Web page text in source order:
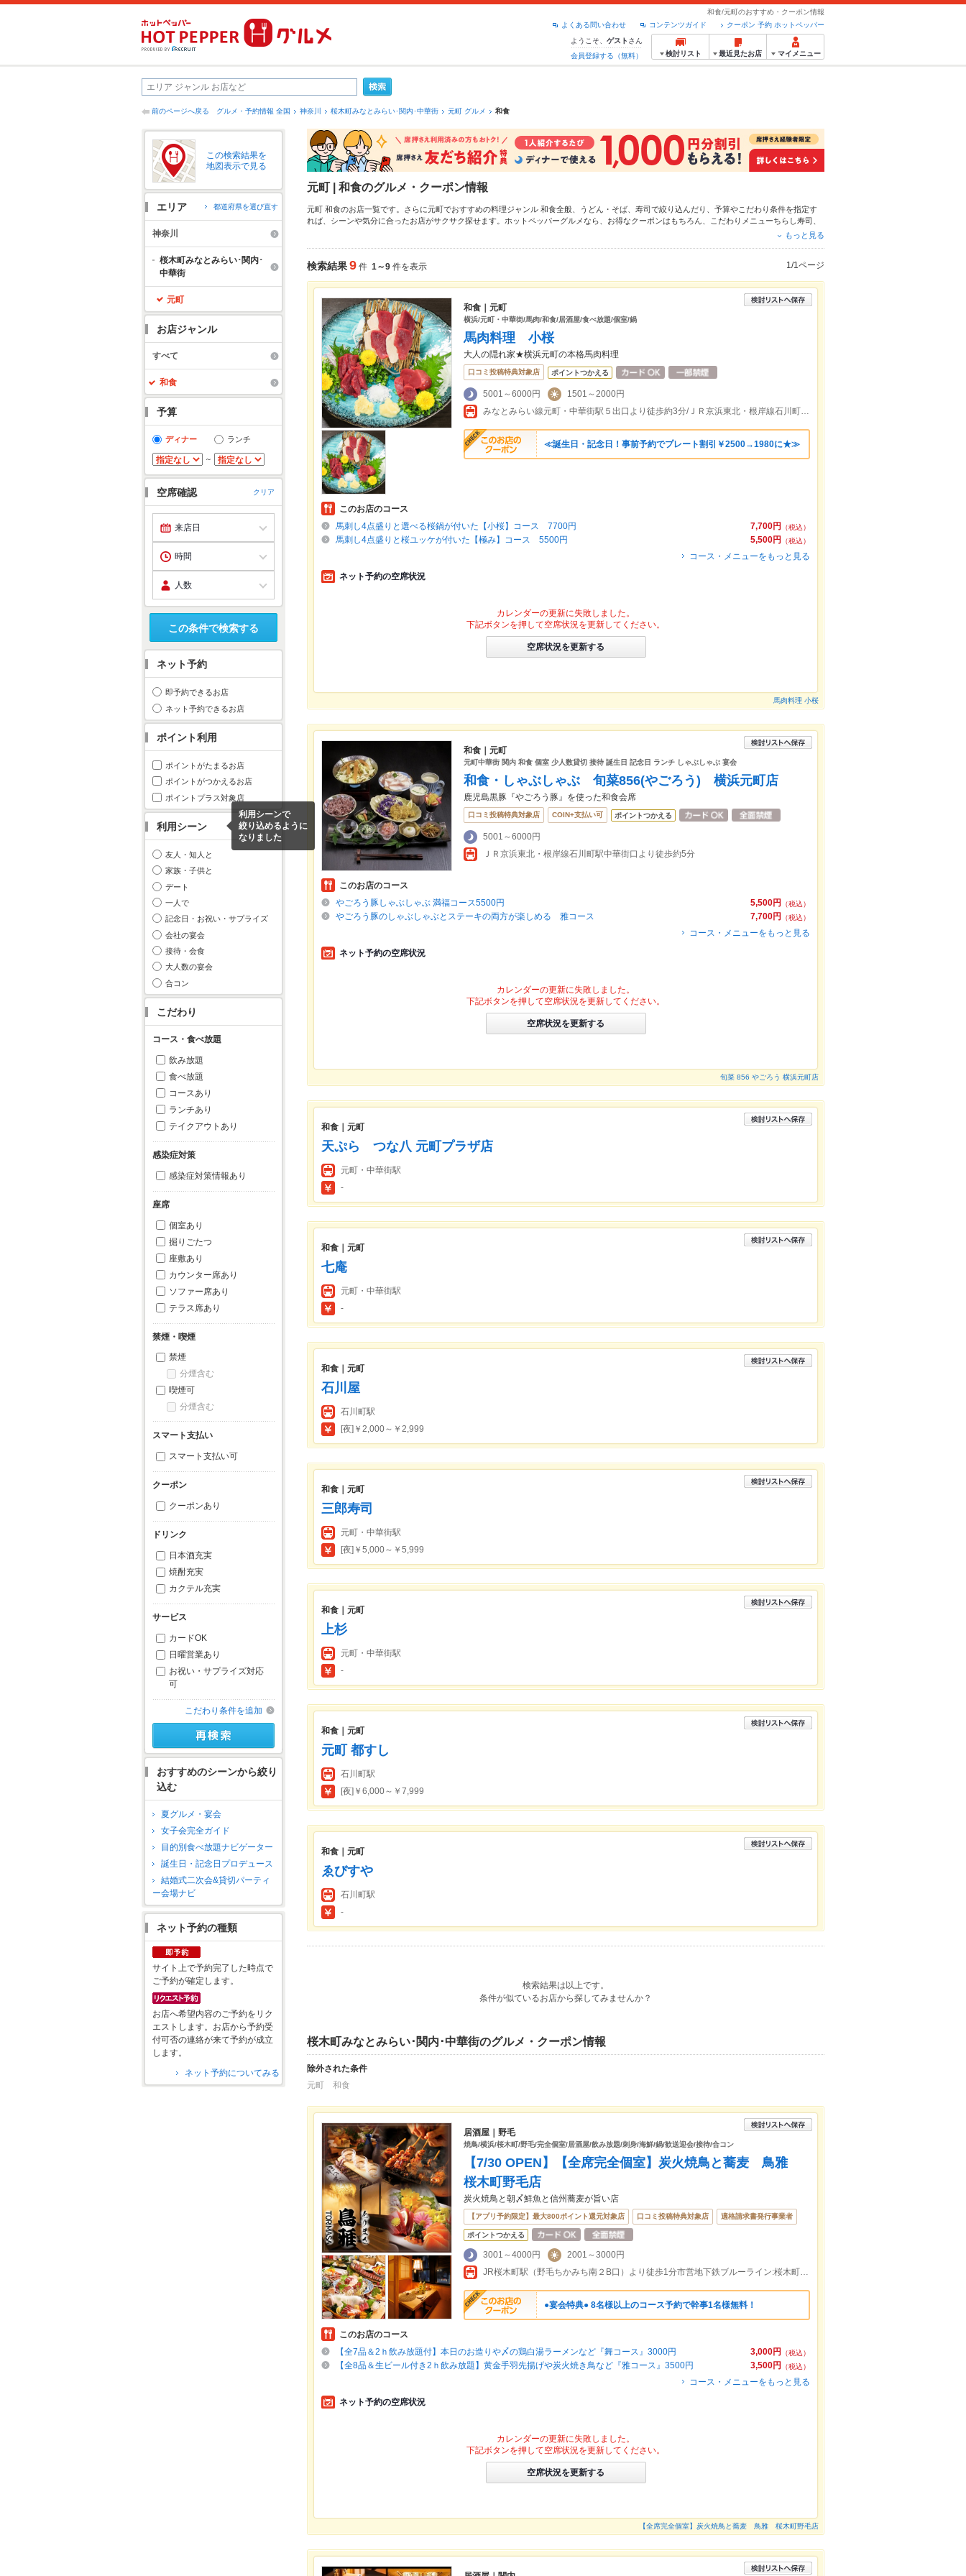
和食/元町のおすすめ・クーポン情報
クーポン 予約 ホットペッパー
コンテンツガイド
よくある問い合わせ
ようこそ、 ゲスト さん
会員登録する（無料）
検討リスト 最近見たお店 マイメニュー
前のページへ戻る グルメ・予約情報 全国 神奈川 桜木町みなとみらい･関内･中華街 元町 グルメ 和食
この検索結果を
地図表示で見る
エリア 都道府県を選び直す
神奈川
桜木町みなとみらい･関内･
中華街
元町
お店ジャンル
すべて
和食
予算
ディナー ランチ
～
空席確認 クリア
この条件で検索する
ネット予約
即予約できるお店
ネット予約できるお店
ポイント利用
ポイントがたまるお店
ポイントがつかえるお店
ポイントプラス対象店
利用シーン
利用シーンで
絞り込めるように
なりました
友人・知人と
家族・子供と
デート
一人で
記念日・お祝い・サプライズ
会社の宴会
接待・会食
大人数の宴会
合コン
こだわり
コース・食べ放題
飲み放題
食べ放題
コースあり
ランチあり
テイクアウトあり
感染症対策
感染症対策情報あり
座席
個室あり
掘りごたつ
座敷あり
カウンター席あり
ソファー席あり
テラス席あり
禁煙・喫煙
禁煙
分煙含む
喫煙可
分煙含む
スマート支払い
スマート支払い可
クーポン
クーポンあり
ドリンク
日本酒充実
焼酎充実
カクテル充実
サービス
カードOK
日曜営業あり
お祝い・サプライズ対応
可
こだわり条件を追加
おすすめのシーンから絞り
込む
夏グルメ・宴会
女子会完全ガイド
目的別食べ放題ナビゲーター
誕生日・記念日プロデュース
結婚式二次会&貸切パーティ
ー会場ナビ
ネット予約の種類
サイト上で予約完了した時点で
ご予約が確定します。
お店へ希望内容のご予約をリク
エストします。お店から予約受
付可否の連絡が来て予約が成立
します。
ネット予約についてみる
元町 | 和食のグルメ・クーポン情報
元町 和食のお店一覧です。さらに元町でおすすめの料理ジャンル 和食全般 うどん・そば 寿司で絞り込んだり、予算やこだわり条件を指定す
れば、シーンや気分に合ったお店がサクサク探せます。ホットペッパーグルメなら、お得なクーポンはもちろん、こだわりメニューちらし寿司
や季節のおすすめ料理など、お店の最新情報をご紹介しているので安心！24時間使える簡単便利なネット予約が使えるお店も拡大中です。
もっと見る
検索結果9 件 1～9 件を表示 1/1ページ
和食｜元町
横浜/元町・中華街/馬肉/和食/居酒屋/食べ放題/個室/鍋
馬肉料理 小桜
大人の隠れ家★横浜元町の本格馬肉料理
口コミ投稿特典対象店 ポイントつかえる
5001～6000円
1501～2000円
みなとみらい線元町・中華街駅５出口より徒歩約3分/ＪＲ京浜東北・根岸線石川町駅元町口より徒歩約13分
≪誕生日・記念日！事前予約でプレート割引￥2500→1980に★≫
このお店のコース
7,700円
（税込）
馬刺し4点盛りと選べる桜鍋が付いた【小桜】コース 7700円
5,500円
（税込）
馬刺し4点盛りと桜ユッケが付いた【極み】コース 5500円
コース・メニューをもっと見る
ネット予約の空席状況
カレンダーの更新に失敗しました。
下記ボタンを押して空席状況を更新してください。
空席状況を更新する
馬肉料理 小桜
和食｜元町
元町中華街 関内 和食 個室 少人数貸切 接待 誕生日 記念日 ランチ しゃぶしゃぶ 宴会
和食・しゃぶしゃぶ 旬菜856(やごろう) 横浜元町店
鹿児島黒豚『やごろう豚』を使った和食会席
口コミ投稿特典対象店 COIN+支払い可 ポイントつかえる
5001～6000円
ＪＲ京浜東北・根岸線石川町駅中華街口より徒歩約5分
このお店のコース
5,500円
（税込）
やごろう豚しゃぶしゃぶ 満福コース5500円
7,700円
（税込）
やごろう豚のしゃぶしゃぶとステーキの両方が楽しめる 雅コース
コース・メニューをもっと見る
ネット予約の空席状況
カレンダーの更新に失敗しました。
下記ボタンを押して空席状況を更新してください。
空席状況を更新する
旬菜 856 やごろう 横浜元町店
和食｜元町
天ぷら つな八 元町プラザ店
元町・中華街駅
-
和食｜元町
七庵
元町・中華街駅
-
和食｜元町
石川屋
石川町駅
[夜]￥2,000～￥2,999
和食｜元町
三郎寿司
元町・中華街駅
[夜]￥5,000～￥5,999
和食｜元町
上杉
元町・中華街駅
-
和食｜元町
元町 都すし
石川町駅
[夜]￥6,000～￥7,999
和食｜元町
ゑびすや
石川町駅
-
検索結果は以上です。
条件が似ているお店から探してみませんか？
桜木町みなとみらい･関内･中華街のグルメ・クーポン情報
除外された条件
元町 和食
居酒屋｜野毛
焼鳥/横浜/桜木町/野毛/完全個室/居酒屋/飲み放題/刺身/海鮮/鍋/歓送迎会/接待/合コン
【7/30 OPEN】【全席完全個室】炭火焼鳥と蕎麦 鳥雅
桜木町野毛店
炭火焼鳥と朝〆鮮魚と信州蕎麦が旨い店
【アプリ予約限定】最大800ポイント還元対象店 口コミ投稿特典対象店 適格請求書発行事業者
ポイントつかえる
3001～4000円
2001～3000円
JR桜木町駅（野毛ちかみち南２B口）より徒歩1分市営地下鉄ブルーライン:桜木町駅（野毛ちかみち南２B口）より徒歩1分
●宴会特典● 8名様以上のコース予約で幹事1名様無料！
このお店のコース
3,000円
（税込）
【全7品＆2ｈ飲み放題付】本日のお造りや〆の鶏白湯ラーメンなど『舞コース』3000円
3,500円
（税込）
【全8品＆生ビール付き2ｈ飲み放題】黄金手羽先揚げや炭火焼き鳥など『雅コース』3500円
コース・メニューをもっと見る
ネット予約の空席状況
カレンダーの更新に失敗しました。
下記ボタンを押して空席状況を更新してください。
空席状況を更新する
【全席完全個室】炭火焼鳥と蕎麦 鳥雅 桜木町野毛店